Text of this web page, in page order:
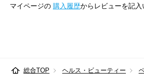
マイページの 購入履歴からレビューを記入
総合TOP ヘルス・ビューティー